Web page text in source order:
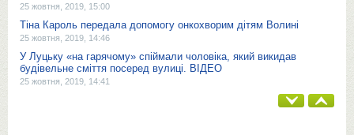
25 жовтня, 2019, 15:00
Тіна Кароль передала допомогу онкохворим дітям Волині
25 жовтня, 2019, 14:46
У Луцьку «на гарячому» спіймали чоловіка, який викидав
будівельне сміття посеред вулиці. ВІДЕО
25 жовтня, 2019, 14:41